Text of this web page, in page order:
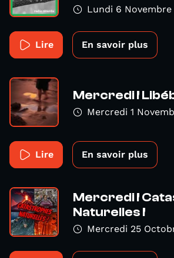
Lundi 6 Novembre
Lire En savoir plus
Mercredi !
Mercredi 1
Lire En savoir plus
Mercredi !
Naturelles !
Mercredi 25